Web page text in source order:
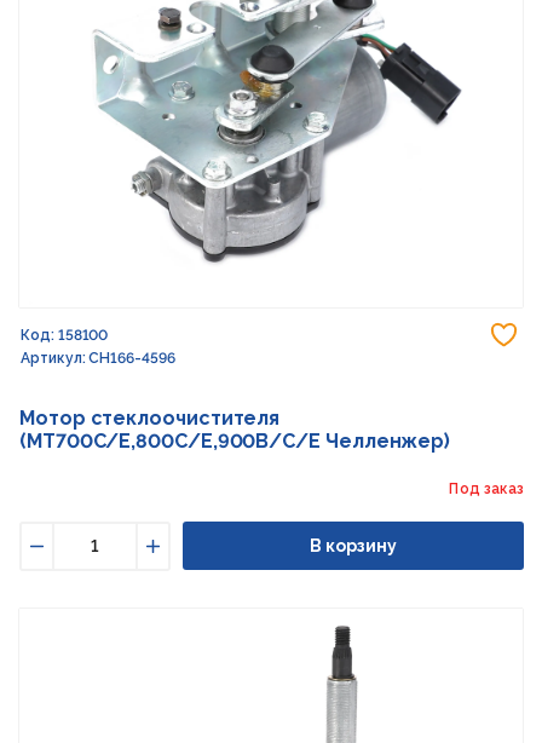
Код: 158100
Артикул: CH166-4596
Мотор стеклоочистителя
(МТ700C/E,800C/E,900B/C/E Челленжер)
Под заказ
Увеличить
В корзину